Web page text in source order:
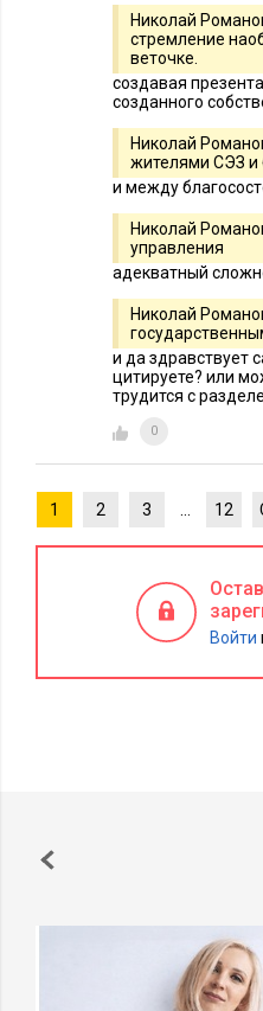
Николай
стремление
веточке.
создавая
созданного
Николай
жителями СЭЗ и
и между
Николай
управления
адекватный
Николай
и да здравствует
цитируете? или
трудится с
0
1 2 3 12
Войти